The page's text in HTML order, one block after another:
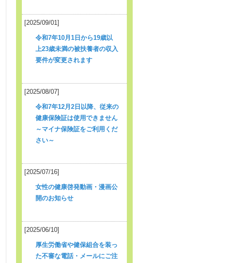
[2025/09/01]
令和7年10月1日から19歳以
上23歳未満の被扶養者の収入
要件が変更されます
[2025/08/07]
令和7年12月2日以降、従来の
健康保険証は使用できません
～マイナ保険証をご利用くだ
さい～
[2025/07/16]
女性の健康啓発動画・漫画公
開のお知らせ
[2025/06/10]
厚生労働省や健保組合を装っ
た不審な電話・メールにご注